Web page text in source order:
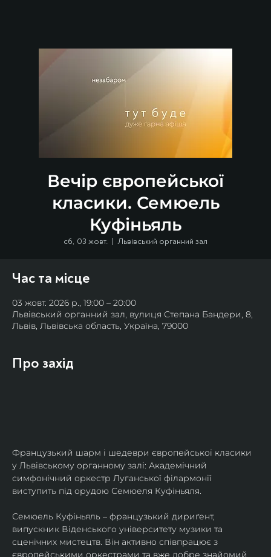
Вечір європейської
класики. Семюель
Куфіньяль
сб, 03 жовт.
  |
Львівський органний зал
Час та місце
03 жовт. 2026 р., 19:00 – 20:00
Львівський органний зал, вулиця Степана Бандери, 8,
Львів, Львівська область, Україна, 79000
Про захід
Французький шарм і шедеври європейської класики
у Львівському органному залі: Академічний
симфонічний оркестр Луганської філармонії
виступить під орудою Семюеля Куфіньяля.
Семюель Куфіньяль – французький дириґент,
випускник Віденського університету музики та
сценічних мистецтв. Він активно співпрацює з
європейськими оркестрами та вже добре знайомий